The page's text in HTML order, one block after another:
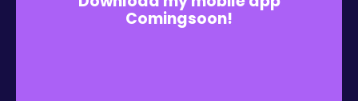
Comingsoon!